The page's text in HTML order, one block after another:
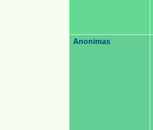
Anonimas